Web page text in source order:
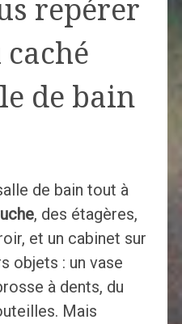
repérer
de bain
de bain tout à
, des étagères,
et un cabinet sur
objets : un vase
à dents, du
Mais